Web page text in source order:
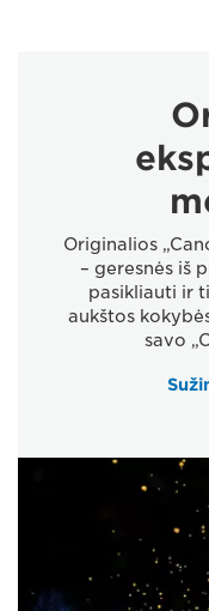
Originalios
– geresnės iš
pasikliauti ir
aukštos
savo